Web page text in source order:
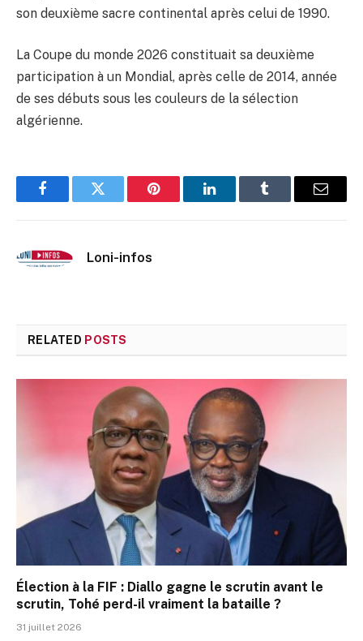
son deuxième sacre continental après celui de 1990.
La Coupe du monde 2026 constituait sa deuxième
participation à un Mondial, après celle de 2014, année
de ses débuts sous les couleurs de la sélection
algérienne.
FacebookTwitter Pinterest LinkedInTumblr Email
Loni-infos
RELATED POSTS
Élection à la FIF : Diallo gagne le scrutin avant le
scrutin, Tohé perd-il vraiment la bataille ?
31 juillet 2026